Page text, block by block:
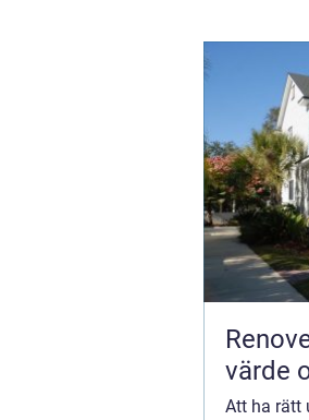
värde
Att ha rätt